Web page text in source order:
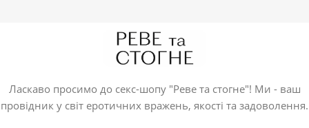
Ласкаво просимо до секс-шопу "Реве та стогне"! Ми - ваш
провідник у світ еротичних вражень, якості та задоволення.